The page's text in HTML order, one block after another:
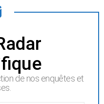
de nos enquêtes et